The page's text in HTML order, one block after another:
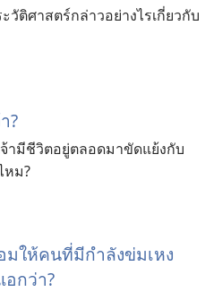
วัติศาสตร์กล่าวอย่างไรเกี่ยวกับ
?
ามีชีวิตอยู่ตลอดมาขัดแย้งกับ
หม?
มให้คนที่มีกำลังข่มเหง
กว่า?